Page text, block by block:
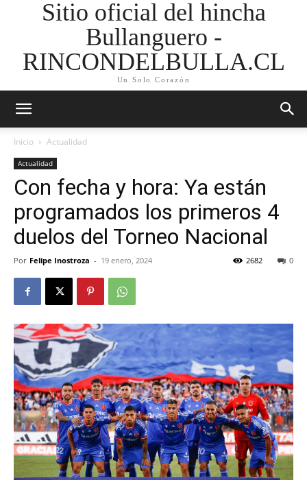
Sitio oficial del hincha
Bullanguero -
RINCONDELBULLA.CL
Un Solo Corazón
Inicio Actualidad
Actualidad
Con fecha y hora: Ya están
programados los primeros 4
duelos del Torneo Nacional
Por Felipe Inostroza - 19 enero, 2024 0
2682